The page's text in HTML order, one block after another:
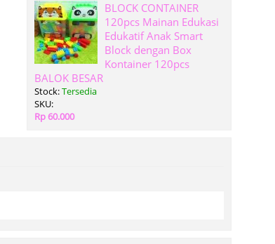
BLOCK CONTAINER
120pcs Mainan Edukasi
Edukatif Anak Smart
Block dengan Box
Kontainer 120pcs
BALOK BESAR
Stock:Tersedia
SKU:
Rp 60.000